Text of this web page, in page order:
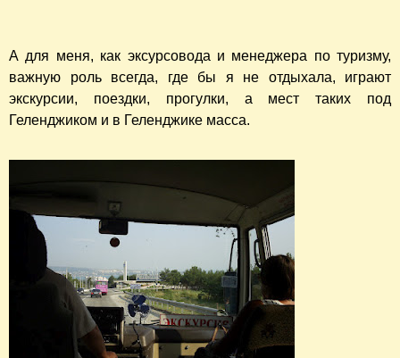
А для меня, как эксурсовода и менеджера по туризму,
важную роль всегда, где бы я не отдыхала, играют
экскурсии, поездки, прогулки, а мест таких под
Геленджиком и в Геленджике масса.